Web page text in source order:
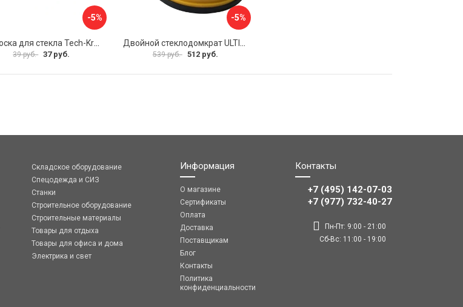
-5%
Присоска для стекла Tech-Krep 127465
39 руб. 37 руб.
-5%
539 руб. 512 руб.
Складское оборудование
Спецодежда и СИЗ
Станки
Строительное оборудование
Строительные материалы
Товары для отдыха
Товары для офиса и дома
Электрика и свет
Информация
О магазине
Сертификаты
Оплата
Доставка
Поставщикам
Блог
Контакты
Политика
конфиденциальности
Контакты
+7 (495) 142-07-03
‎‎+7 (977) 732-40-27
Пн-Пт: 9:00 - 21:00
Сб-Вс: 11:00 - 19:00